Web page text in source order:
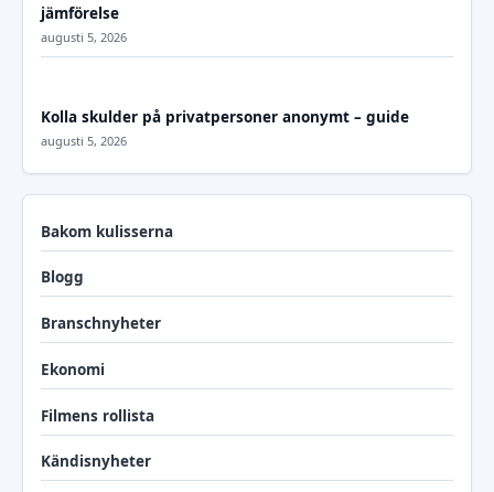
jämförelse
augusti 5, 2026
Kolla skulder på privatpersoner anonymt – guide
augusti 5, 2026
Bakom kulisserna
Blogg
Branschnyheter
Ekonomi
Filmens rollista
Kändisnyheter